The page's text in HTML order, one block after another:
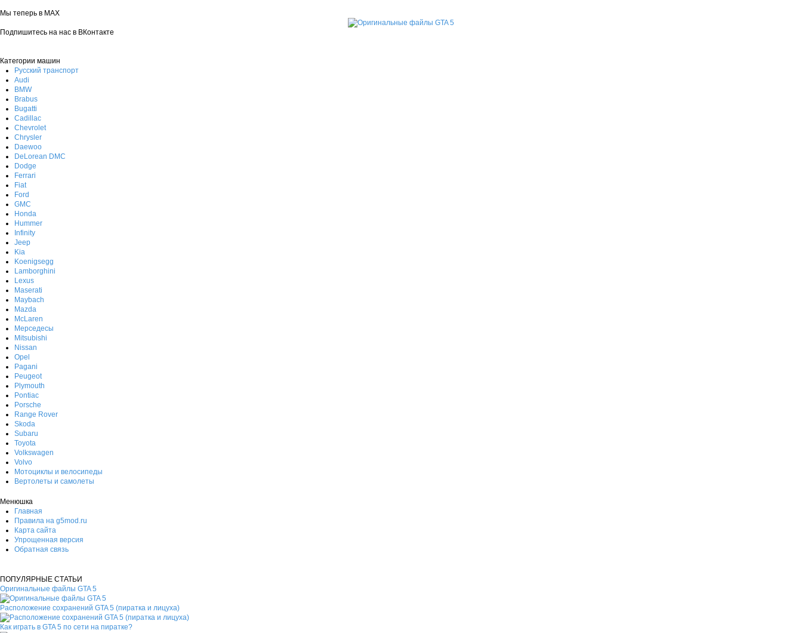
Мы теперь в MAX
Подпишитесь на нас в ВКонтакте
Категории машин
Русский транспорт
Audi
BMW
Brabus
Bugatti
Cadillac
Chevrolet
Chrysler
Daewoo
DeLorean DMC
Dodge
Ferrari
Fiat
Ford
GMC
Honda
Hummer
Infinity
Jeep
Kia
Koenigsegg
Lamborghini
Lexus
Maserati
Maybach
Mazda
McLaren
Мерседесы
Mitsubishi
Nissan
Opel
Pagani
Peugeot
Plymouth
Pontiac
Porsche
Range Rover
Skoda
Subaru
Toyota
Volkswagen
Volvo
Мотоциклы и велосипеды
Вертолеты и самолеты
Менюшка
Главная
Правила на g5mod.ru
Карта сайта
Упрощенная версия
Обратная связь
ПОПУЛЯРНЫЕ СТАТЬИ
Оригинальные файлы GTA 5
Расположение сохранений GTA 5 (пиратка и лицуха)
Как играть в GTA 5 по сети на пиратке?